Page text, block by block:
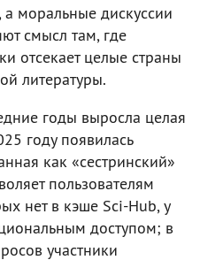
моральные дискуссии
смысл там, где
отсекает целые страны
литературы.
годы выросла целая
году появилась
как «сестринский»
пользователям
нет в кэше Sci‑Hub, у
доступом; в
участники